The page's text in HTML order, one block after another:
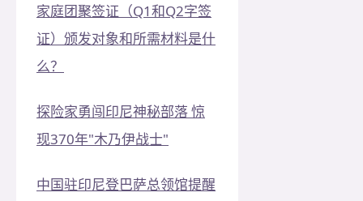
家庭团聚签证（Q1和Q2字签
证）颁发对象和所需材料是什
么？
探险家勇闯印尼神秘部落 惊
现370年"木乃伊战士"
中国驻印尼登巴萨总领馆提醒